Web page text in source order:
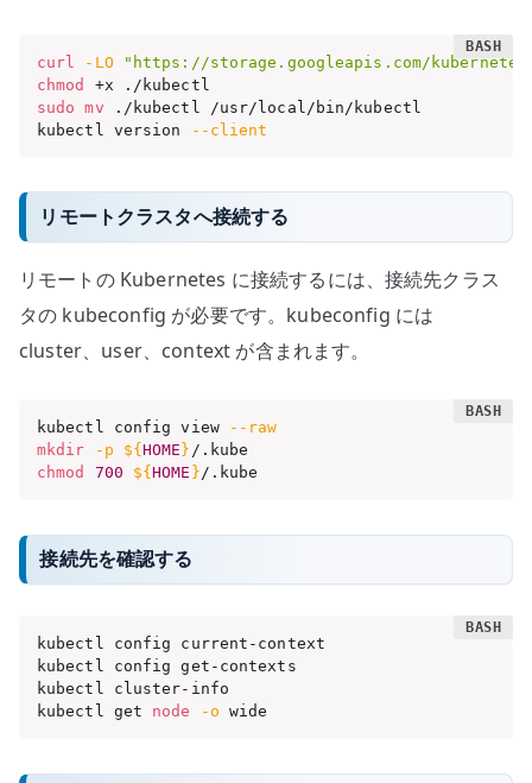
curl -LO
"https://storage.googleapis.com/
chmod
sudo
mv ./kubectl /usr/local/bin/kubectl
kubectl version
--client
リモートクラスタへ接続する
リモートの Kubernetes に接続するには、接続先クラス
タの kubeconfig が必要です。kubeconfig には
cluster、user、context が含まれます。
kubectl config view
--raw
mkdir
-p ${HOME }
chmod
700 ${HOME }/.kube
接続先を確認する
kubectl config current-context
kubectl config get-contexts
kubectl cluster-info
kubectl get node -o wide